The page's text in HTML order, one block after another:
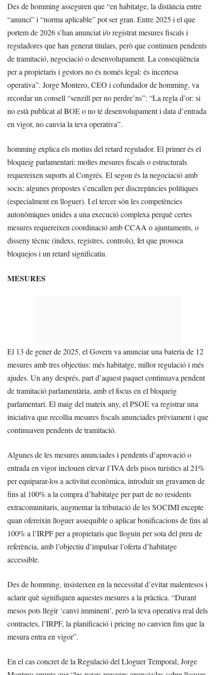
Des de homming asseguren que “en habitatge, la distància entre
“anunci” i “norma aplicable” pot ser gran. Entre 2025 i el que
portem de 2026 s’han anunciat i/o registrat mesures fiscals i
reguladores que han generat titulars, però que continuen pendents
de tramitació, negociació o desenvolupament. La conseqüència
per a propietaris i gestors no és només legal: és incertesa
operativa”. Jorge Montero, CEO i cofundador de homming, va
recordar un consell “senzill per no perdre’ns”: “La regla d’or: si
no està publicat al BOE o no té desenvolupament i data d’entrada
en vigor, no canvia la teva operativa”.
homming explica els motius del retard regulador. El primer és el
bloqueig parlamentari: moltes mesures fiscals o estructurals
requereixen suports al Congrés. El segon és la negociació amb
socis: algunes propostes s’encallen per discrepàncies polítiques
(especialment en lloguer). I el tercer són les competències
autonòmiques unides a una execució complexa perquè certes
mesures requereixen coordinació amb CCAA o ajuntaments, o
disseny tècnic (índexs, registres, controls), fet que provoca
bloquejos i un retard significatiu.
MESURES
El 13 de gener de 2025, el Govern va anunciar una bateria de 12
mesures amb tres objectius: més habitatge, millor regulació i més
ajudes. Un any després, part d’aquest paquet continuava pendent
de tramitació parlamentària, amb el focus en el bloqueig
parlamentari. El maig del mateix any, el PSOE va registrar una
iniciativa que recollia mesures fiscals anunciades prèviament i que
continuaven pendents de tramitació.
Algunes de les mesures anunciades i pendents d’aprovació o
entrada en vigor inclouen elevar l’IVA dels pisos turístics al 21%
per equiparar-los a activitat econòmica, introduir un gravamen de
fins al 100% a la compra d’habitatge per part de no residents
extracomunitaris, augmentar la tributació de les SOCIMI excepte
quan ofereixin lloguer assequible o aplicar bonificacions de fins al
100% a l’IRPF per a propietaris que lloguin per sota del preu de
referència, amb l’objectiu d’impulsar l’oferta d’habitatge
accessible.
Des de homming, insisteixen en la necessitat d’evitar malentesos i
aclarir què signifiquen aquestes mesures a la pràctica. “Durant
mesos pots llegir ‘canvi imminent’, però la teva operativa real dels
contractes, l’IRPF, la planificació i pricing no canvien fins que la
mesura entra en vigor”.
En el cas concret de la Regulació del Lloguer Temporal, Jorge